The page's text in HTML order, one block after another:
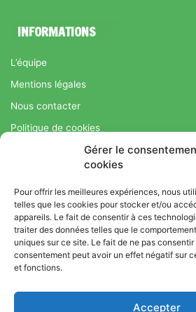
Gérer le
cookies
Pour offrir les meilleures expériences, nous
telles que les cookies pour stocker et/ou
appareils. Le fait de consentir à ces
traiter des données telles que le
uniques sur ce site. Le fait de ne pas consentir
consentement peut avoir un effet négatif sur
et fonctions.
Accepter
INFORMATIONS
L’équipe
Mentions légales
Nous contacter
Politique de cookies
Régime Savoir Maigrir.fr : La méthode
une perte de poids durable
© Copyright 2026, Tous droits
Bien-Être : Yoga, Bien-être,
L’équipe